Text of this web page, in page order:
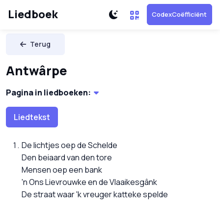
Liedboek CodexCoëfficiënt
Terug
Antwârpe
Pagina in liedboeken:
Liedtekst
De lichtjes oep de Schelde
Den beiaard van den tore
Mensen oep een bank
'n Ons Lievrouwke en de Vlaaikesgânk
De straat waar 'k vreuger katteke spelde